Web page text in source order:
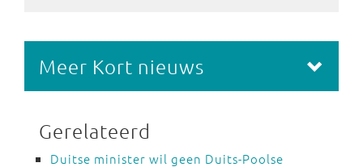
Meer Kort nieuws
Gerelateerd
Duitse minister wil geen Duits-Poolse